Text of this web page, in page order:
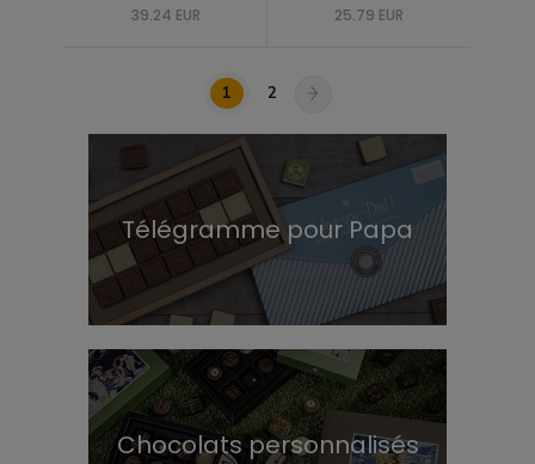
39.24 EUR
25.79 EUR
1 2
Télégramme pour Papa
Chocolats personnalisés